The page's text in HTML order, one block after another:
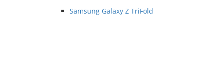
Samsung Galaxy Z TriFold